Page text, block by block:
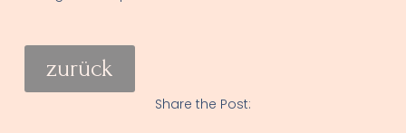
zurück
Share the Post: